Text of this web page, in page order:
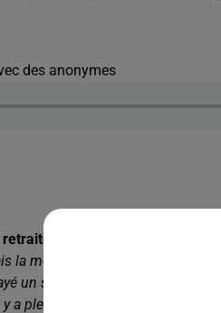
des anonymes
a été sensible à un tract
la médecine à deux vitessse,
un surcoût pour mon
a plein de gens qui n'ont pas